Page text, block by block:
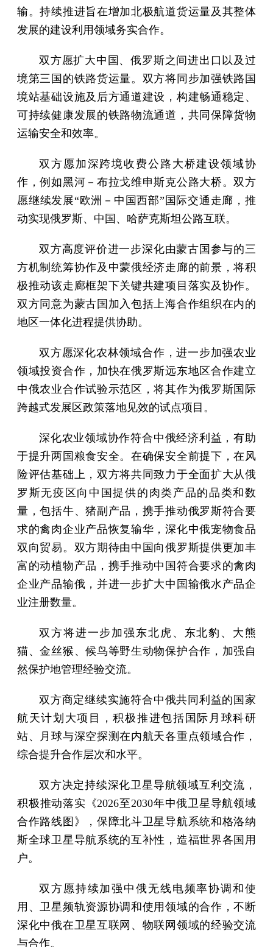
输。持续推进旨在增加北极航道货运量及其整体
发展的建设利用领域务实合作。
双方愿扩大中国、俄罗斯之间进出口以及过
境第三国的铁路货运量。双方将同步加强铁路国
境站基础设施及后方通道建设，构建畅通稳定、
可持续健康发展的铁路物流通道，共同保障货物
运输安全和效率。
双方愿加深跨境收费公路大桥建设领域协
作，例如黑河－布拉戈维申斯克公路大桥。双方
愿继续发展“欧洲－中国西部”国际交通走廊，推
动实现俄罗斯、中国、哈萨克斯坦公路互联。
双方高度评价进一步深化由蒙古国参与的三
方机制统筹协作及中蒙俄经济走廊的前景，将积
极推动该走廊框架下关键共建项目落实及协作。
双方同意为蒙古国加入包括上海合作组织在内的
地区一体化进程提供协助。
双方愿深化农林领域合作，进一步加强农业
领域投资合作，加快在俄罗斯远东地区合作建立
中俄农业合作试验示范区，将其作为俄罗斯国际
跨越式发展区政策落地见效的试点项目。
深化农业领域协作符合中俄经济利益，有助
于提升两国粮食安全。在确保安全前提下，在风
险评估基础上，双方将共同致力于全面扩大从俄
罗斯无疫区向中国提供的肉类产品的品类和数
量，包括牛、猪副产品，携手推动俄罗斯符合要
求的禽肉企业产品恢复输华，深化中俄宠物食品
双向贸易。双方期待由中国向俄罗斯提供更加丰
富的动植物产品，携手推动中国符合要求的禽肉
企业产品输俄，并进一步扩大中国输俄水产品企
业注册数量。
双方将进一步加强东北虎、东北豹、大熊
猫、金丝猴、候鸟等野生动物保护合作，加强自
然保护地管理经验交流。
双方商定继续实施符合中俄共同利益的国家
航天计划大项目，积极推进包括国际月球科研
站、月球与深空探测在内航天各重点领域合作，
综合提升合作层次和水平。
双方决定持续深化卫星导航领域互利交流，
积极推动落实《2026至2030年中俄卫星导航领域
合作路线图》，保障北斗卫星导航系统和格洛纳
斯全球卫星导航系统的互补性，造福世界各国用
户。
双方愿持续加强中俄无线电频率协调和使
用、卫星频轨资源协调和使用领域的合作，不断
深化中俄在卫星互联网、物联网领域的经验交流
与合作。